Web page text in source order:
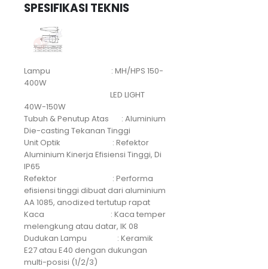
SPESIFIKASI TEKNIS
Lampu : MH/HPS 150-
400W
LED LIGHT
40W-150W
Tubuh & Penutup Atas : Aluminium
Die-casting Tekanan Tinggi
Unit Optik : Refektor
Aluminium Kinerja Efisiensi Tinggi, Di
IP65
Refektor : Performa
efisiensi tinggi dibuat dari aluminium
AA 1085, anodized tertutup rapat
Kaca : Kaca temper
melengkung atau datar, IK 08
Dudukan Lampu : Keramik
E27 atau E40 dengan dukungan
multi-posisi (1/2/3)